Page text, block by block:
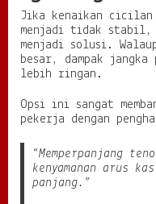
Jika kenaikan cicilan
menjadi tidak stabil,
menjadi solusi.
besar, dampak jangka
lebih ringan.
Opsi ini sangat
pekerja dengan
“Memperpanjang
kenyamanan arus
panjang.”